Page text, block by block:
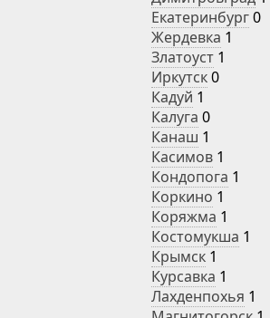
Екатеринбург0
Жердевка 1
Златоуст 1
Иркутск0
Кадуй 1
Калуга 0
Канаш 1
Касимов 1
Кондопога 1
Коркино 1
Коряжма 1
Костомукша 1
Крымск 1
Курсавка 1
Лахденпохья 1